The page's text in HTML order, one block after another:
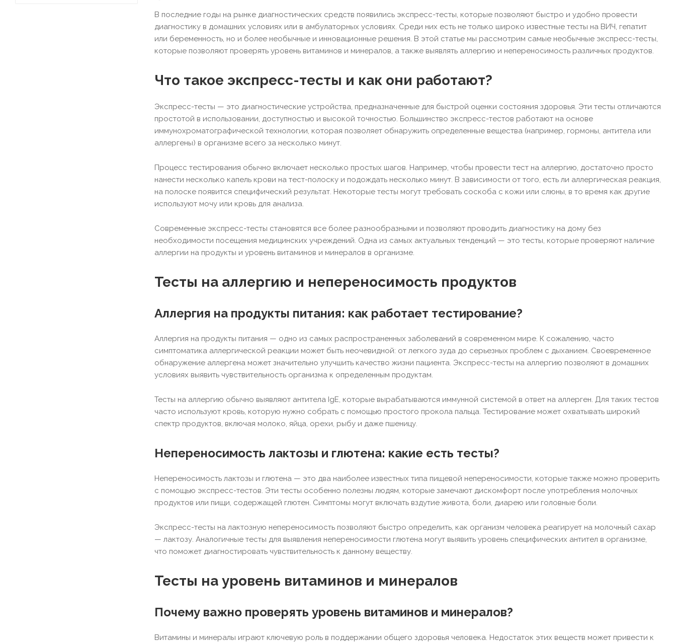
В последние годы на рынке диагностических средств появились экспресс-тесты, которые позволяют быстро и удобно провести
диагностику в домашних условиях или в амбулаторных условиях. Среди них есть не только широко известные тесты на ВИЧ, гепатит
или беременность, но и более необычные и инновационные решения. В этой статье мы рассмотрим самые необычные экспресс-тесты,
которые позволяют проверять уровень витаминов и минералов, а также выявлять аллергию и непереносимость различных продуктов.
Что такое экспресс-тесты и как они работают?
Экспресс-тесты — это диагностические устройства, предназначенные для быстрой оценки состояния здоровья. Эти тесты отличаются
простотой в использовании, доступностью и высокой точностью. Большинство экспресс-тестов работают на основе
иммунохроматографической технологии, которая позволяет обнаружить определенные вещества (например, гормоны, антитела или
аллергены) в организме всего за несколько минут.
Процесс тестирования обычно включает несколько простых шагов. Например, чтобы провести тест на аллергию, достаточно просто
нанести несколько капель крови на тест-полоску и подождать несколько минут. В зависимости от того, есть ли аллергическая реакция,
на полоске появится специфический результат. Некоторые тесты могут требовать соскоба с кожи или слюны, в то время как другие
используют мочу или кровь для анализа.
Современные экспресс-тесты становятся все более разнообразными и позволяют проводить диагностику на дому без
необходимости посещения медицинских учреждений. Одна из самых актуальных тенденций — это тесты, которые проверяют наличие
аллергии на продукты и уровень витаминов и минералов в организме.
Тесты на аллергию и непереносимость продуктов
Аллергия на продукты питания: как работает тестирование?
Аллергия на продукты питания — одно из самых распространенных заболеваний в современном мире. К сожалению, часто
симптоматика аллергической реакции может быть неочевидной: от легкого зуда до серьезных проблем с дыханием. Своевременное
обнаружение аллергена может значительно улучшить качество жизни пациента. Экспресс-тесты на аллергию позволяют в домашних
условиях выявить чувствительность организма к определенным продуктам.
Тесты на аллергию обычно выявляют антитела IgE, которые вырабатываются иммунной системой в ответ на аллерген. Для таких тестов
часто используют кровь, которую нужно собрать с помощью простого прокола пальца. Тестирование может охватывать широкий
спектр продуктов, включая молоко, яйца, орехи, рыбу и даже пшеницу.
Непереносимость лактозы и глютена: какие есть тесты?
Непереносимость лактозы и глютена — это два наиболее известных типа пищевой непереносимости, которые также можно проверить
с помощью экспресс-тестов. Эти тесты особенно полезны людям, которые замечают дискомфорт после употребления молочных
продуктов или пищи, содержащей глютен. Симптомы могут включать вздутие живота, боли, диарею или головные боли.
Экспресс-тесты на лактозную непереносимость позволяют быстро определить, как организм человека реагирует на молочный сахар
— лактозу. Аналогичные тесты для выявления непереносимости глютена могут выявить уровень специфических антител в организме,
что поможет диагностировать чувствительность к данному веществу.
Тесты на уровень витаминов и минералов
Почему важно проверять уровень витаминов и минералов?
Витамины и минералы играют ключевую роль в поддержании общего здоровья человека. Недостаток этих веществ может привести к